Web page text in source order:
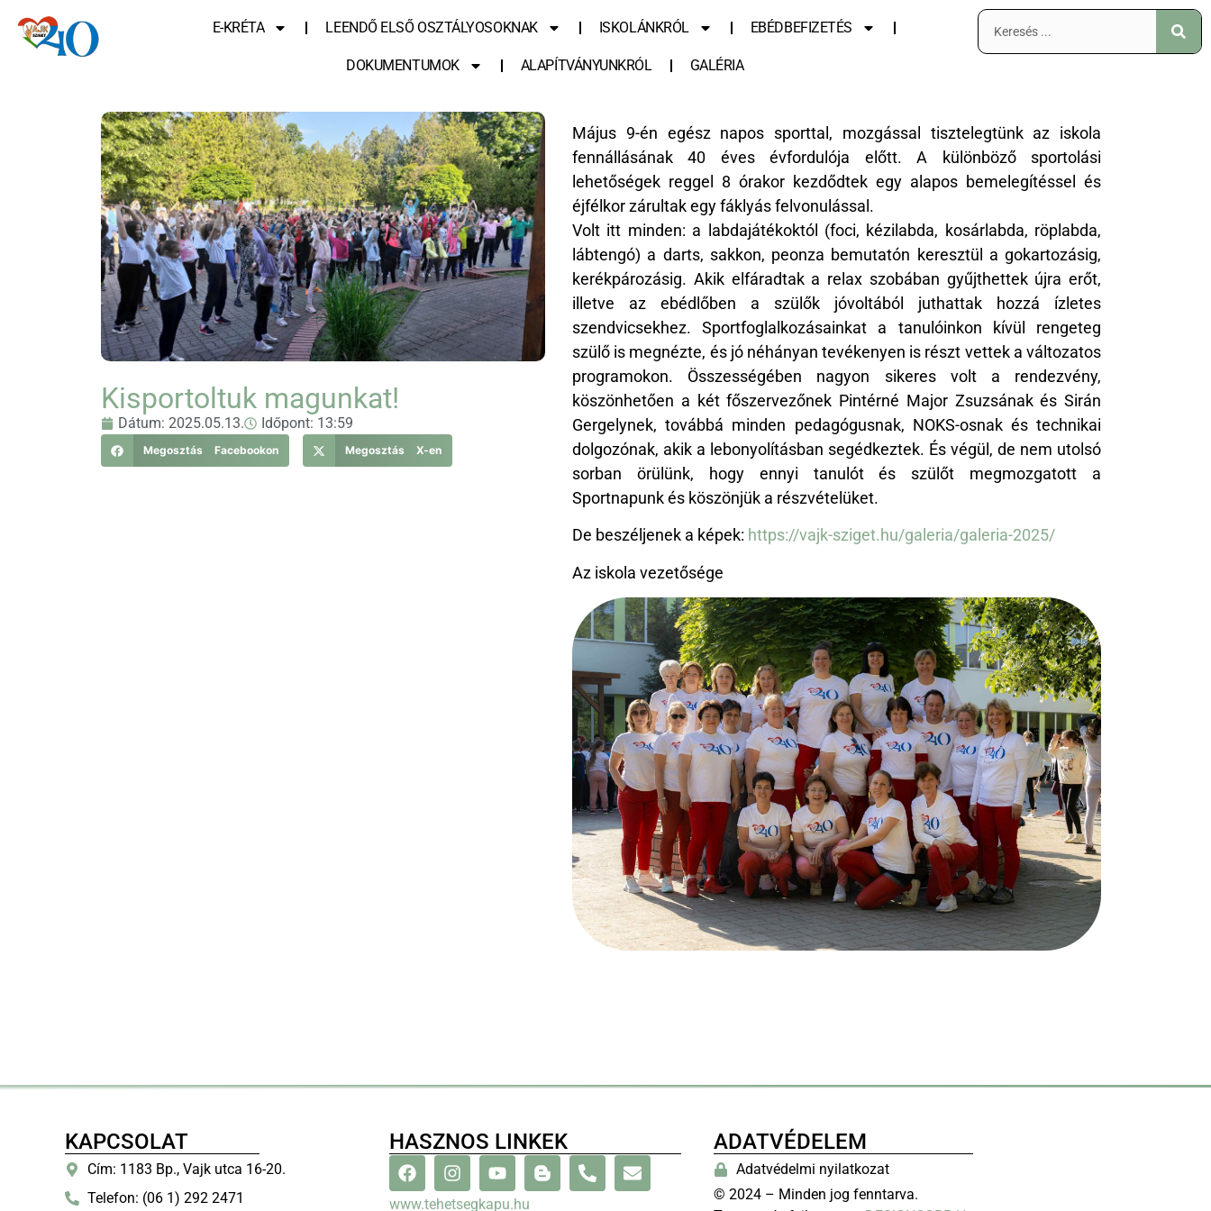
E-KRÉTA LEENDŐ ELSŐ OSZTÁLYOSOKNAK ISKOLÁNKRÓL EBÉDBEFIZETÉS
DOKUMENTUMOK ALAPÍTVÁNYUNKRÓL GALÉRIA
Kisportoltuk magunkat!
Dátum: 2025.05.13. Időpont: 13:59
Megosztás Facebookon Megosztás X-en
Május 9-én egész napos sporttal, mozgással tisztelegtünk az iskola
fennállásának 40 éves évfordulója előtt. A különböző sportolási
lehetőségek reggel 8 órakor kezdődtek egy alapos bemelegítéssel és
éjfélkor zárultak egy fáklyás felvonulással.
Volt itt minden: a labdajátékoktól (foci, kézilabda, kosárlabda, röplabda,
lábtengó) a darts, sakkon, peonza bemutatón keresztül a gokartozásig,
kerékpározásig. Akik elfáradtak a relax szobában gyűjthettek újra erőt,
illetve az ebédlőben a szülők jóvoltából juthattak hozzá ízletes
szendvicsekhez. Sportfoglalkozásainkat a tanulóinkon kívül rengeteg
szülő is megnézte, és jó néhányan tevékenyen is részt vettek a változatos
programokon. Összességében nagyon sikeres volt a rendezvény,
köszönhetően a két főszervezőnek Pintérné Major Zsuzsának és Sirán
Gergelynek, továbbá minden pedagógusnak, NOKS-osnak és technikai
dolgozónak, akik a lebonyolításban segédkeztek. És végül, de nem utolsó
sorban örülünk, hogy ennyi tanulót és szülőt megmozgatott a
Sportnapunk és köszönjük a részvételüket.
De beszéljenek a képek: https://vajk-sziget.hu/galeria/galeria-2025/
Az iskola vezetősége
KAPCSOLAT
Cím: 1183 Bp., Vajk utca 16-20.
Telefon: (06 1) 292 2471
HASZNOS LINKEK
www.tehetsegkapu.hu
ADATVÉDELEM
Adatvédelmi nyilatkozat
© 2024 – Minden jog fenntarva.